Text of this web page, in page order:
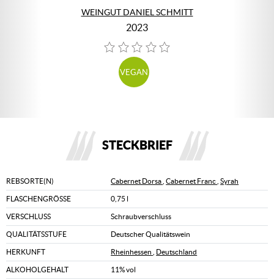
WEINGUT DANIEL SCHMITT
2023
VEGAN
STECKBRIEF
REBSORTE(N) Cabernet Dorsa ,Cabernet Franc ,Syrah
FLASCHENGRÖSSE 0,75 l
VERSCHLUSS Schraubverschluss
QUALITÄTSSTUFE Deutscher Qualitätswein
HERKUNFT Rheinhessen Deutschland
ALKOHOLGEHALT 11% vol